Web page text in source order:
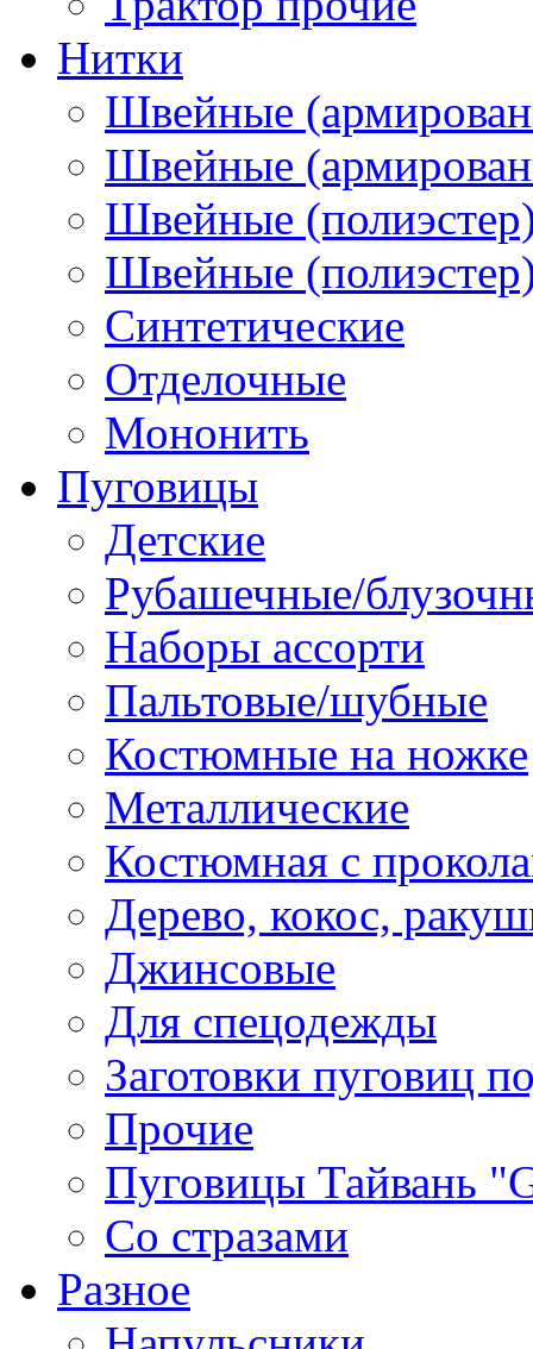
Нитки
Швейные
Швейные
Швейные
Швейные
Синтетические
Отделочные
Мононить
Пуговицы
Детские
Рубашечные/
Наборы ассорти
Пальтовые/шубные
Костюмные на ножке
Металлические
Костюмная с
Дерево, кокос,
Джинсовые
Для спецодежды
Заготовки пуговиц
Прочие
Пуговицы Тайвань
Со стразами
Разное